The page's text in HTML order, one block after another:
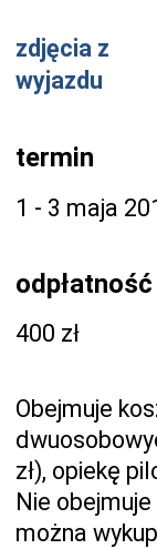
zdjęcia z
wyjazdu
termin
1 - 3 maja
odpłatność
400 zł
Obejmuje
zł), opiekę
Nie
można